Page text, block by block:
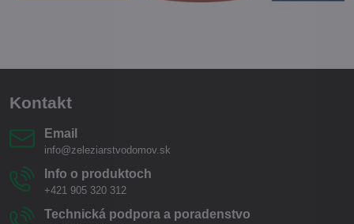
Kontakt
Email
info@zeleziarstvodomov.sk
Info o produktoch
+421 905 320 312
Technická podpora a poradenstvo